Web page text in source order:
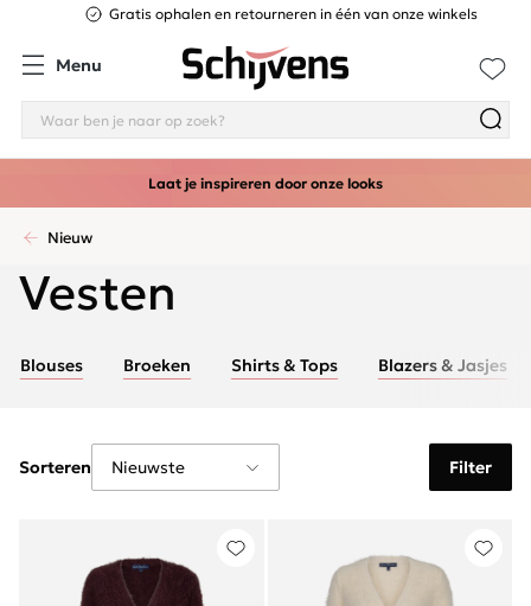
Gratis ophalen en retourneren in één van onze winkels
Menu
Laat je inspireren door onze looks
Nieuw
Vesten
Blouses Broeken Shirts & Tops Blazers & Jasjes
Filter
Sorteren